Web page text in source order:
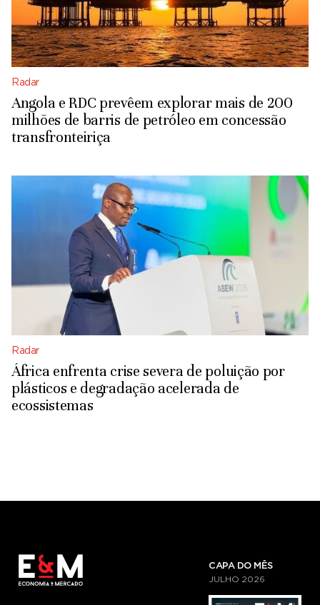
Radar
Angola e RDC prevêem explorar mais de 200
milhões de barris de petróleo em concessão
transfronteiriça
Radar
África enfrenta crise severa de poluição por
plásticos e degradação acelerada de
ecossistemas
CAPA DO MÊS
JULHO 2026